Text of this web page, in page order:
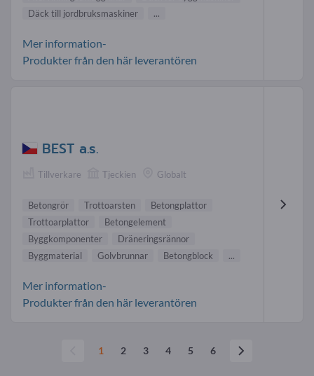
Däck till jordbruksmaskiner
...
Mer information-
Produkter från den här leverantören
BEST a.s.
Tillverkare Tjeckien Globalt
Betongrör Trottoarsten
Betongplattor
Trottoarplattor
Betongelement
Byggkomponenter
Dräneringsrännor
Byggmaterial
Golvbrunnar Betongblock ...
Mer information-
Produkter från den här leverantören
1 2 3 4 5 6